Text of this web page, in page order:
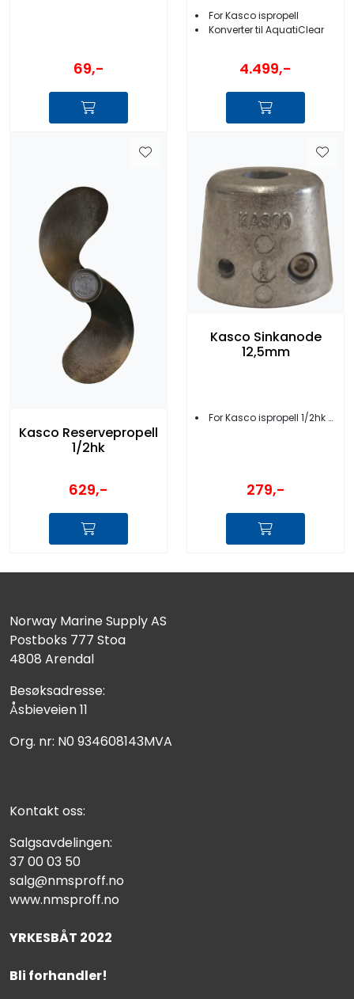
69,-
For Kasco ispropell
Konverter til AquatiClear
4.499,-
Kasco Reservepropell
1/2hk
629,-
Kasco Sinkanode
12,5mm
For Kasco ispropell 1/2hk - 1hk
279,-
Norway Marine Supply AS
Postboks 777 Stoa
4808 Arendal
Besøksadresse:
Åsbieveien 11
Org. nr: N0 934608143MVA
Kontakt oss:
Salgsavdelingen:
37 00 03 50
salg@nmsproff.no
www.nmsproff.no
YRKESBÅT 2022
Bli forhandler!